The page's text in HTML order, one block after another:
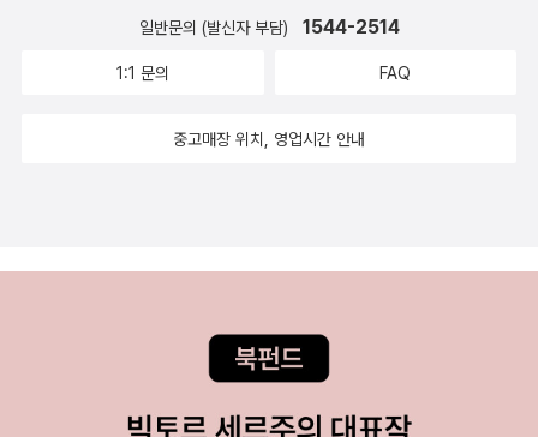
명해준다. 저자는 우리 삶의 의미와 현대사회의 위기를 염두에 두고
라볼 때 비로소 우리가 추구해야 할 자본주의의 미래를 볼 수 있지 않
리더십과 나라를 이끄는 리더십은 크게 세 가지 점에서 다르다고 한
야 한다. ...셋째, 최고경영자는 광고나 상술을 통해서 자사의 상품을
시장에 알리다가 잘 안 되면 다시 포장하거나 다른 상품으로 바꾸어
버리면 그만이지만, 신뢰를 생명으로 하는 대통령은 그렇게 시험 삼
일반문의 (발신자 부담) 1544-2514
1:1 문의 FAQ
중고매장 위치, 영업시간 안내